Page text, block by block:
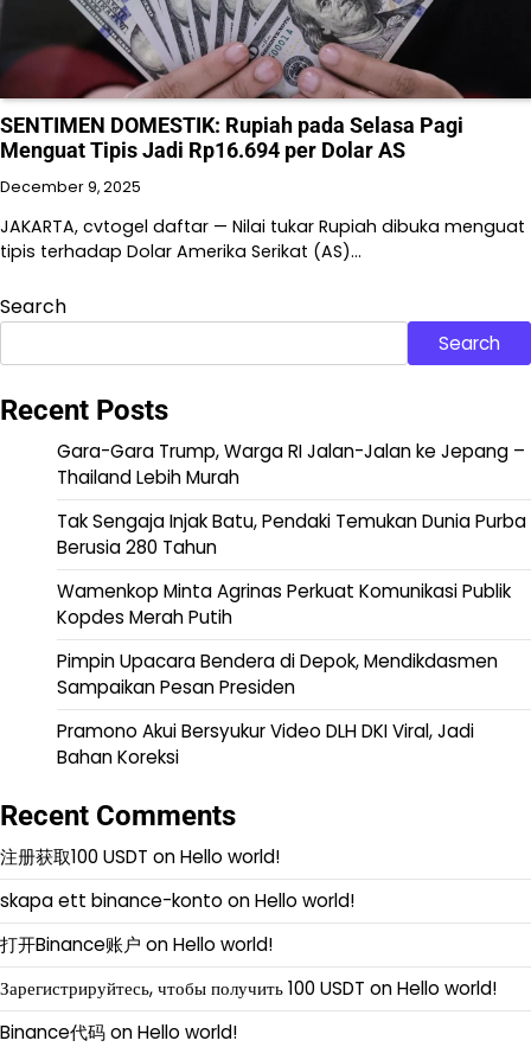
SENTIMEN DOMESTIK: Rupiah pada Selasa Pagi
Menguat Tipis Jadi Rp16.694 per Dolar AS
December 9, 2025
JAKARTA, cvtogel daftar — Nilai tukar Rupiah dibuka menguat
tipis terhadap Dolar Amerika Serikat (AS)…
Search
Search
Recent Posts
Gara-Gara Trump, Warga RI Jalan-Jalan ke Jepang –
Thailand Lebih Murah
Tak Sengaja Injak Batu, Pendaki Temukan Dunia Purba
Berusia 280 Tahun
Wamenkop Minta Agrinas Perkuat Komunikasi Publik
Kopdes Merah Putih
Pimpin Upacara Bendera di Depok, Mendikdasmen
Sampaikan Pesan Presiden
Pramono Akui Bersyukur Video DLH DKI Viral, Jadi
Bahan Koreksi
Recent Comments
注册获取100 USDT onHello world!
skapa ett binance-konto onHello world!
打开Binance账户 onHello world!
Зарегистрируйтесь, чтобы получить 100 USDT onHello world!
Binance代码onHello world!